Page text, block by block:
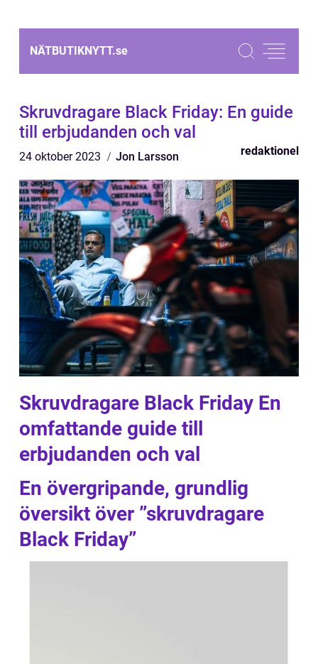
NÄTBUTIKNYTT.se
Skruvdragare Black Friday: En guide
till erbjudanden och val
24 oktober 2023 Jon Larsson redaktionel
Skruvdragare Black Friday En
omfattande guide till
erbjudanden och val
En övergripande, grundlig
översikt över ”skruvdragare
Black Friday”